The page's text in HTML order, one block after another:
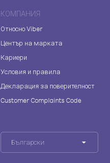
КОМПАНИЯ
Относно Viber
Център на марката
Кариери
Условия и правила
Декларация за поверителност
Customer Complaints Code
Български